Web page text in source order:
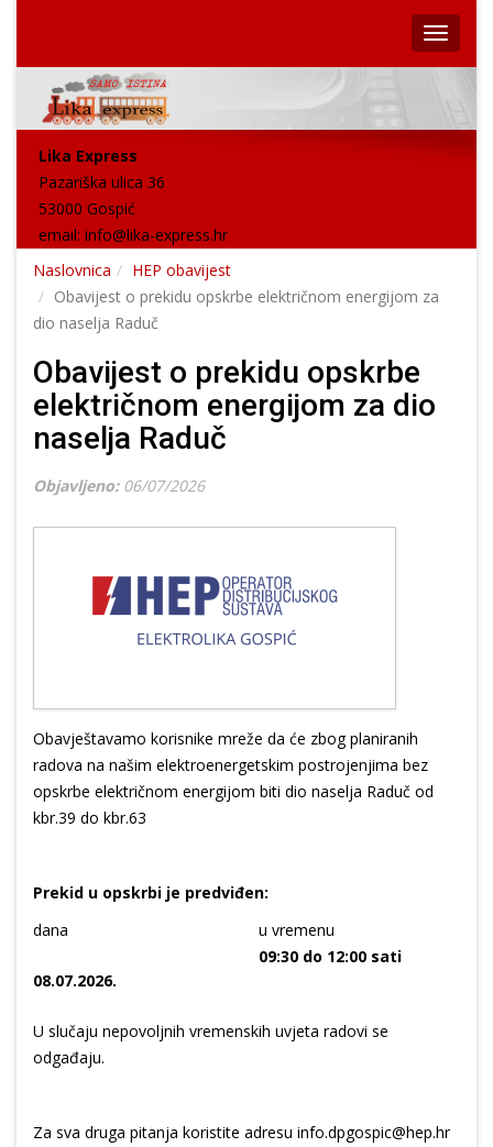
Lika Express
Pazariška ulica 36
53000 Gospić
email: info@lika-express.hr
Naslovnica
HEP obavijest
Obavijest o prekidu opskrbe električnom energijom za
dio naselja Raduč
Obavijest o prekidu opskrbe
električnom energijom za dio
naselja Raduč
Objavljeno: 06/07/2026
Obavještavamo korisnike mreže da će zbog planiranih
radova na našim elektroenergetskim postrojenjima bez
opskrbe električnom energijom biti dio naselja Raduč od
kbr.39 do kbr.63
Prekid u opskrbi je predviđen:
dana
u vremenu
08.07.2026.
09:30 do 12:00 sati
U slučaju nepovoljnih vremenskih uvjeta radovi se
odgađaju.
Za sva druga pitanja koristite adresu info.dpgospic@hep.hr